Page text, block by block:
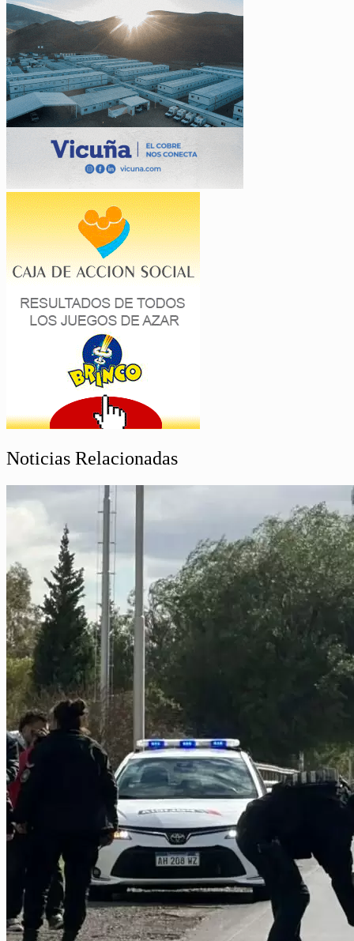
Noticias Relacionadas